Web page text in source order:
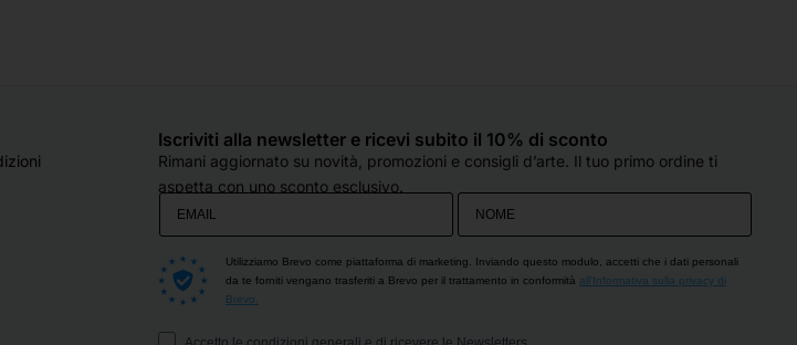
Hanno sempre un occhio di riguardo
per tutti e si fanno in quattro per
belle!! Grazie!
Iscriviti alla newsletter e ricevi subito il 10% di sconto
Rimani aggiornato su novità, promozioni e consigli d’arte. Il tuo primo ordine ti
aspetta con uno sconto esclusivo.
Utilizziamo Brevo come piattaforma di marketing. Inviando questo modulo, accetti che i dati personali
da te forniti vengano trasferiti a Brevo per il trattamento in conformità all'Informativa sulla privacy di
Brevo.